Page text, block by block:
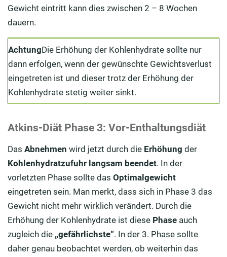
Gewicht eintritt kann dies zwischen 2 – 8 Wochen
dauern.
AchtungDie Erhöhung der Kohlenhydrate sollte nur
dann erfolgen, wenn der gewünschte Gewichtsverlust
eingetreten ist und dieser trotz der Erhöhung der
Kohlenhydrate stetig weiter sinkt.
Atkins-Diät Phase 3: Vor-Enthaltungsdiät
Das Abnehmen wird jetzt durch die Erhöhung der
Kohlenhydratzufuhr langsam beendet. In der
vorletzten Phase sollte das Optimalgewicht
eingetreten sein. Man merkt, dass sich in Phase 3 das
Gewicht nicht mehr wirklich verändert. Durch die
Erhöhung der Kohlenhydrate ist diese Phase auch
zugleich die „gefährlichste“. In der 3. Phase sollte
daher genau beobachtet werden, ob weiterhin das